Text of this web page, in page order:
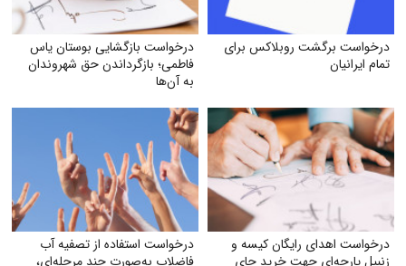
درخواست برگشت روبلاکس برای
تمام ایرانیان
درخواست بازگشایی بوستان یاس
فاطمی؛ بازگرداندن حق شهروندان
به آن‌ها
درخواست اهدای رایگان کیسه و
زنبیل پارچه‌ای جهت خرید جای
درخواست استفاده از تصفیه آب
فاضلاب به‌صورت چند مرحله‌ای،